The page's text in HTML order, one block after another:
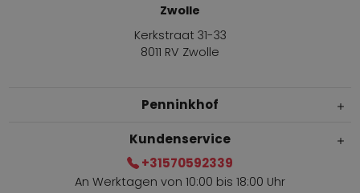
Zwolle
Kerkstraat 31-33
8011 RV Zwolle
Penninkhof
Kundenservice
+31570592339
An Werktagen von 10:00 bis 18:00 Uhr